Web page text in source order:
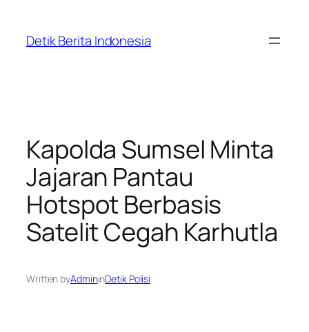
content
Detik Berita Indonesia
Kapolda Sumsel Minta
Jajaran Pantau
Hotspot Berbasis
Satelit Cegah Karhutla
Written byAdmininDetik Polisi